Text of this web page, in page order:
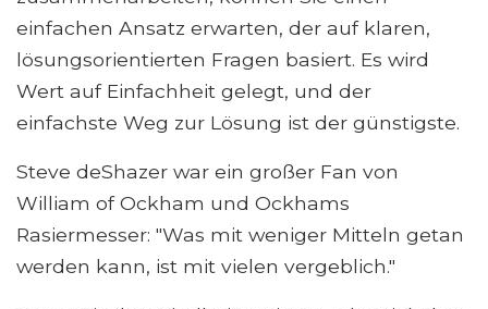
einfachen Ansatz erwarten, der auf klaren,
lösungsorientierten Fragen basiert. Es wird
Wert auf Einfachheit gelegt, und der
einfachste Weg zur Lösung ist der günstigste.
Steve deShazer war ein großer Fan von
William of Ockham und Ockhams
Rasiermesser: "Was mit weniger Mitteln getan
werden kann, ist mit vielen vergeblich."